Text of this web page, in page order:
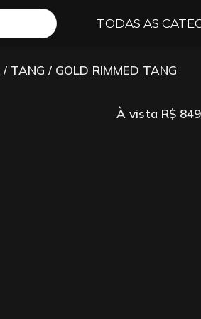
TODAS AS
/ TANG / GOLD RIMMED TANG
À vista R$